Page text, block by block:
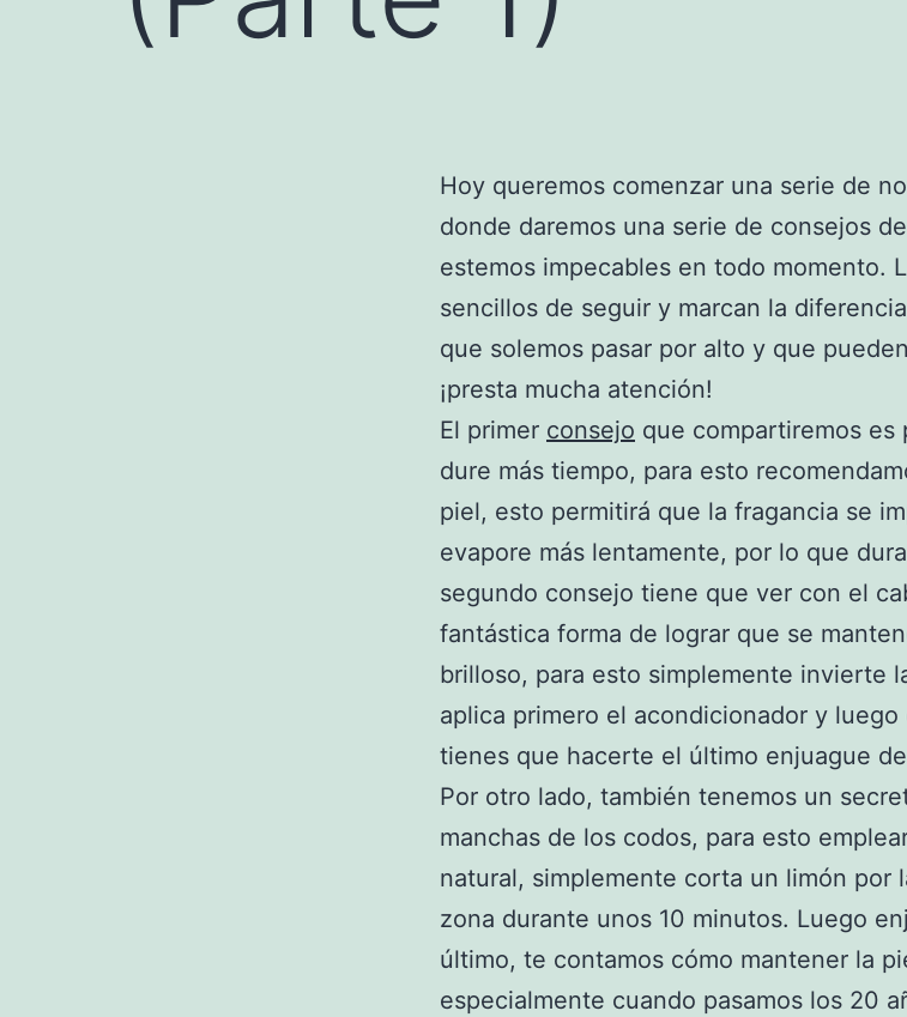
Hoy queremos comenzar una serie de
donde daremos una serie de consejos de
estemos impecables en todo momento.
sencillos de seguir y marcan la
que solemos pasar por alto y que
¡presta mucha atención!
El primer consejo que compartiremos es
dure más tiempo, para esto
piel, esto permitirá que la fragancia se
evapore más lentamente, por lo que
segundo consejo tiene que ver con el
fantástica forma de lograr que se
brilloso, para esto simplemente invierte
aplica primero el acondicionador y luego
tienes que hacerte el último enjuague
Por otro lado, también tenemos un
manchas de los codos, para esto
natural, simplemente corta un limón por
zona durante unos 10 minutos. Luego
último, te contamos cómo mantener la
especialmente cuando pasamos los 20